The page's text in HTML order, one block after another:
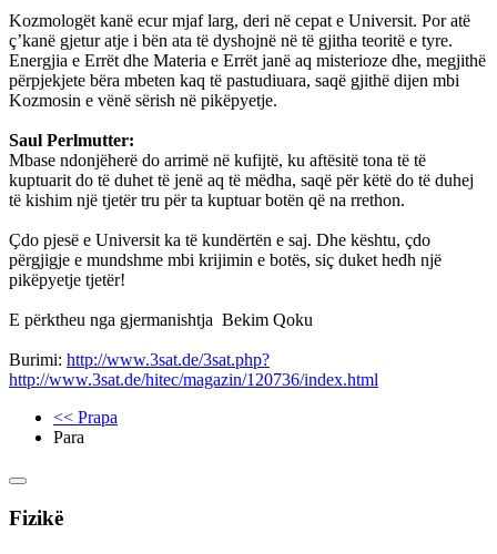
Kozmologët kanë ecur mjaf larg, deri në cepat e Universit. Por atë
ç’kanë gjetur atje i bën ata të dyshojnë në të gjitha teoritë e tyre.
Energjia e Errët dhe Materia e Errët janë aq misterioze dhe, megjithë
përpjekjete bëra mbeten kaq të pastudiuara, saqë gjithë dijen mbi
Kozmosin e vënë sërish në pikëpyetje.
Saul Perlmutter:
Mbase ndonjëherë do arrimë në kufijtë, ku aftësitë tona të të
kuptuarit do të duhet të jenë aq të mëdha, saqë për këtë do të duhej
të kishim një tjetër tru për ta kuptuar botën që na rrethon.
Çdo pjesë e Universit ka të kundërtën e saj. Dhe kështu, çdo
përgjigje e mundshme mbi krijimin e botës, siç duket hedh një
pikëpyetje tjetër!
E përktheu nga gjermanishtja Bekim Qoku
Burimi: http://www.3sat.de/3sat.php?
http://www.3sat.de/hitec/magazin/120736/index.html
<< Prapa
Para
Fizikë